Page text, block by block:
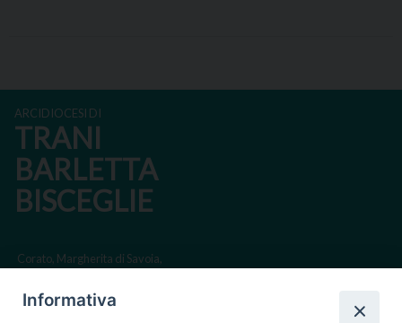
ARCIDIOCESI DI
TRANI
BARLETTA
BISCEGLIE
Corato, Margherita di Savoia,
Informativa